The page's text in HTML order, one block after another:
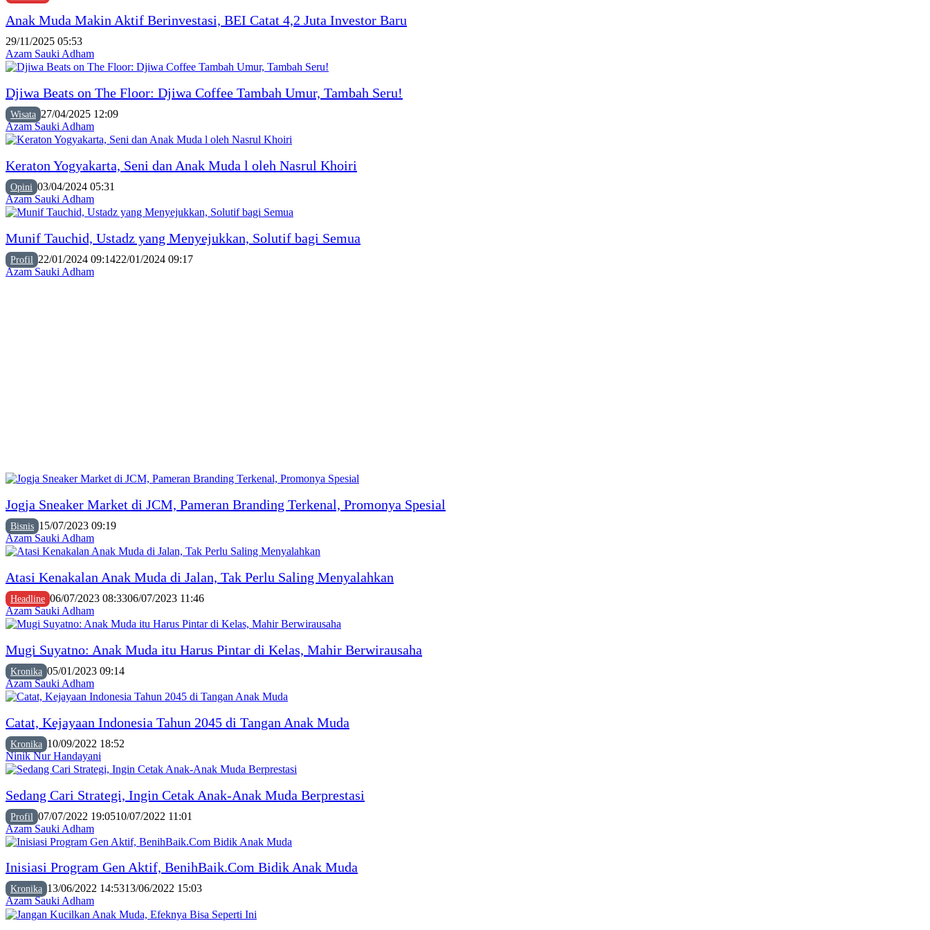
Anak Muda Makin Aktif Berinvestasi, BEI Catat 4,2 Juta Investor Baru
29/11/2025 05:53
Azam Sauki Adham
Djiwa Beats on The Floor: Djiwa Coffee Tambah Umur, Tambah Seru!
Wisata 27/04/2025 12:09
Azam Sauki Adham
Keraton Yogyakarta, Seni dan Anak Muda l oleh Nasrul Khoiri
Opini 03/04/2024 05:31
Azam Sauki Adham
Munif Tauchid, Ustadz yang Menyejukkan, Solutif bagi Semua
Profil 22/01/2024 09:1422/01/2024 09:17
Azam Sauki Adham
Jogja Sneaker Market di JCM, Pameran Branding Terkenal, Promonya Spesial
Bisnis 15/07/2023 09:19
Azam Sauki Adham
Atasi Kenakalan Anak Muda di Jalan, Tak Perlu Saling Menyalahkan
Headline 06/07/2023 08:3306/07/2023 11:46
Azam Sauki Adham
Mugi Suyatno: Anak Muda itu Harus Pintar di Kelas, Mahir Berwirausaha
Kronika 05/01/2023 09:14
Azam Sauki Adham
Catat, Kejayaan Indonesia Tahun 2045 di Tangan Anak Muda
Kronika 10/09/2022 18:52
Ninik Nur Handayani
Sedang Cari Strategi, Ingin Cetak Anak-Anak Muda Berprestasi
Profil 07/07/2022 19:0510/07/2022 11:01
Azam Sauki Adham
Inisiasi Program Gen Aktif, BenihBaik.Com Bidik Anak Muda
Kronika 13/06/2022 14:5313/06/2022 15:03
Azam Sauki Adham